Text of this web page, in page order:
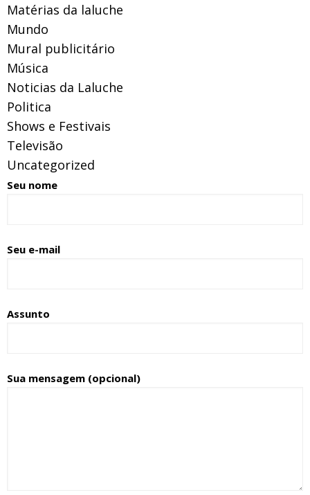
Matérias da laluche
Mundo
Mural publicitário
Música
Noticias da Laluche
Politica
Shows e Festivais
Televisão
Uncategorized
Seu nome
Seu e-mail
Assunto
Sua mensagem (opcional)